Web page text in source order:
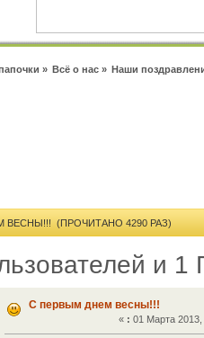
» Всё о нас» Наши
(ПРОЧИТАНО 4290 РАЗ)
и 1
С первым днем весны!!!
« : 01 Марта